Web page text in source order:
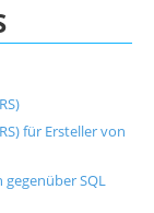
für Ersteller von
gegenüber SQL